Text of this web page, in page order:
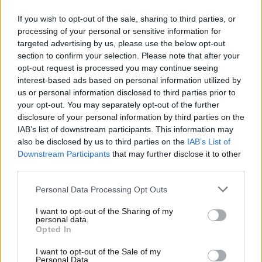
If you wish to opt-out of the sale, sharing to third parties, or
processing of your personal or sensitive information for
targeted advertising by us, please use the below opt-out
section to confirm your selection. Please note that after your
opt-out request is processed you may continue seeing
interest-based ads based on personal information utilized by
us or personal information disclosed to third parties prior to
your opt-out. You may separately opt-out of the further
disclosure of your personal information by third parties on the
IAB’s list of downstream participants. This information may
also be disclosed by us to third parties on the IAB’s List of
Downstream Participants that may further disclose it to other
Personal Data Processing Opt Outs
I want to opt-out of the Sharing of my
personal data.
Opted In
I want to opt-out of the Sale of my
Personal Data.
caratteristiche dell’auto: ecco quali.
Importanza della
manutenzione
Tornando al richiamo, Renault ha comunicato che,
per i veicoli interessati, sarà effettuato un controllo
del serbatoio GPL per verificare la presenza di
eventuali anomalie. In caso di necessità, il serbatoio
verrà sostituito. Questo intervento è fondamentale
per garantire la sicurezza degli automobilisti e per
mantenere elevati standard di qualità, a
proteggere la propria clientela .Questo richiamo
riguarda 44 veicoli prodotti nello stabilimento di
alimentazione a GPL